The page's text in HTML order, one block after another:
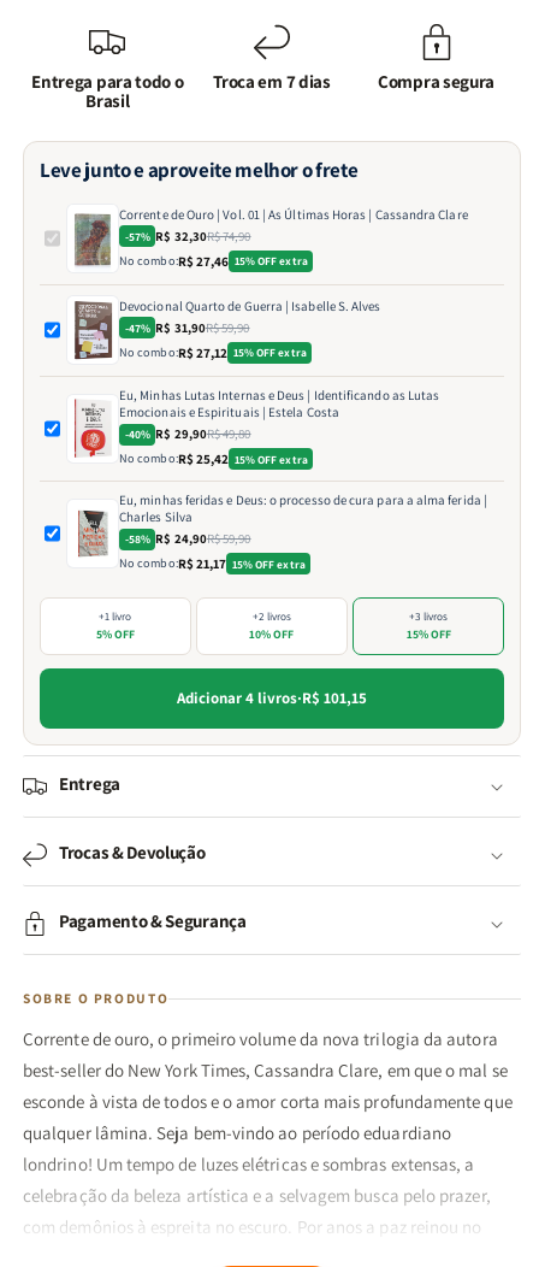
Entrega para todo o
Brasil
Troca em 7 dias Compra segura
Leve junto e aproveite melhor o frete
Corrente de Ouro | Vol. 01 | As Últimas Horas | Cassandra Clare
-57% R$ 32,30R$ 74,90
No combo:R$ 27,46 15% OFF extra
Devocional Quarto de Guerra | Isabelle S. Alves
-47% R$ 31,90R$ 59,90
No combo:R$ 27,12 15% OFF extra
Eu, Minhas Lutas Internas e Deus | Identificando as Lutas
Emocionais e Espirituais | Estela Costa
-40% R$ 29,90R$ 49,80
No combo:R$ 25,42 15% OFF extra
Eu, minhas feridas e Deus: o processo de cura para a alma ferida |
Charles Silva
-58% R$ 24,90R$ 59,90
No combo:R$ 21,17 15% OFF extra
+1 livro
5% OFF
+2 livros
10% OFF
+3 livros
15% OFF
Adicionar 4 livros·R$ 101,15
Entrega
Trocas & Devolução
Pagamento & Segurança
SOBRE O PRODUTO
Corrente de ouro, o primeiro volume da nova trilogia da autora
best-seller do New York Times, Cassandra Clare, em que o mal se
esconde à vista de todos e o amor corta mais profundamente que
qualquer lâmina. Seja bem-vindo ao período eduardiano
londrino! Um tempo de luzes elétricas e sombras extensas, a
celebração da beleza artística e a selvagem busca pelo prazer,
com demônios à espreita no escuro. Por anos a paz reinou no